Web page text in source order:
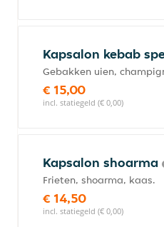
Kapsalon kebab
Gebakken uien,
€ 15,00
incl. statiegeld (€ 0,00)
Kapsalon shoarma
Frieten, shoarma, kaas.
€ 14,50
incl. statiegeld (€ 0,00)